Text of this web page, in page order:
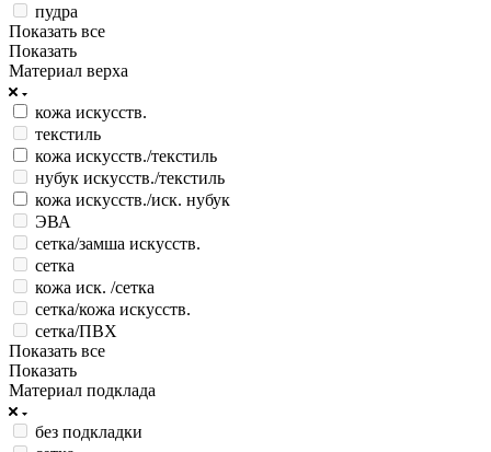
пудра
Показать все
Показать
Материал верха
кожа искусств.
текстиль
кожа искусств./текстиль
нубук искусств./текстиль
кожа искусств./иск. нубук
ЭВА
сетка/замша искусств.
сетка
кожа иск. /сетка
сетка/кожа искусств.
сетка/ПВХ
Показать все
Показать
Материал подклада
без подкладки